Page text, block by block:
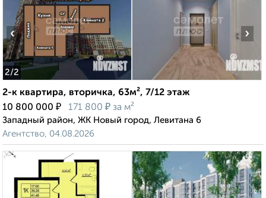
2/2
‹ ›
2-к квартира, вторичка, 63м², 7/12 этаж
10 800 000 ₽ 171 800 ₽ за м²
Западный район, ЖК Новый город, Левитана 6
Агентство, 04.08.2026